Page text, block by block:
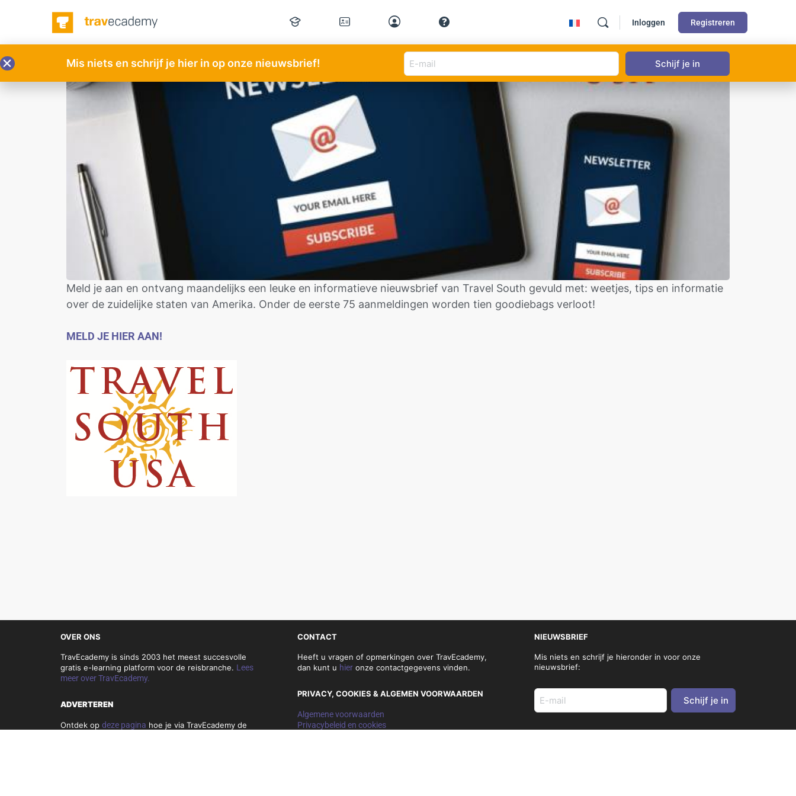
Inloggen Registreren
Meld je aan en ontvang maandelijks een leuke en informatieve nieuwsbrief van Travel South gevuld met: weetjes, tips en informatie
over de zuidelijke staten van Amerika. Onder de eerste 75 aanmeldingen worden tien goodiebags verloot!
MELD JE HIER AAN!
OVER ONS
TravEcademy is sinds 2003 het meest succesvolle
gratis e-learning platform voor de reisbranche. Lees
meer over TravEcademy.
ADVERTEREN
Ontdek op deze pagina hoe je via TravEcademy de
CONTACT
Heeft u vragen of opmerkingen over TravEcademy,
dan kunt u hier onze contactgegevens vinden.
PRIVACY, COOKIES & ALGEMEN VOORWAARDEN
Algemene voorwaarden
Privacybeleid en cookies
NIEUWSBRIEF
Mis niets en schrijf je hieronder in voor onze
nieuwsbrief:
E-
mail
adres
Mis niets en schrijf je hier in op onze nieuwsbrief!
E-
mail